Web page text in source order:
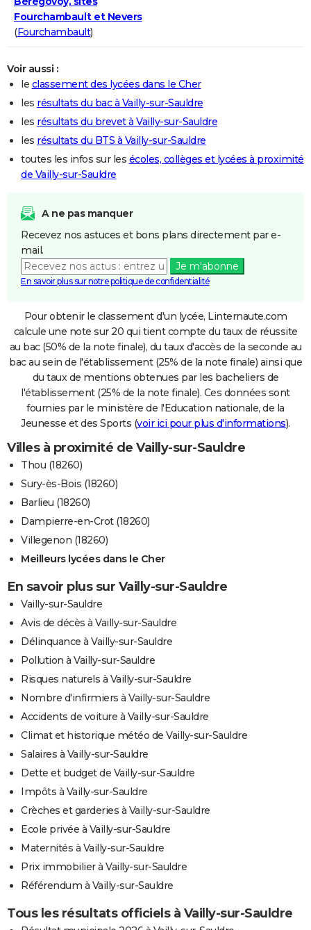
Fourchambault et Nevers
(Fourchambault)
Voir aussi :
le classement des lycées dans le Cher
les résultats du bac à Vailly-sur-Sauldre
les résultats du brevet à Vailly-sur-Sauldre
les résultats du BTS à Vailly-sur-Sauldre
toutes les infos sur les écoles, collèges et lycées à proximité
de Vailly-sur-Sauldre
A ne pas manquer
Recevez nos astuces et bons plans directement par e-
mail.
Je m'abonne
En savoir plus sur notre politique de confidentialité
Pour obtenir le classement d'un lycée, Linternaute.com
calcule une note sur 20 qui tient compte du taux de réussite
au bac (50% de la note finale), du taux d'accès de la seconde au
bac au sein de l'établissement (25% de la note finale) ainsi que
du taux de mentions obtenues par les bacheliers de
l'établissement (25% de la note finale). Ces données sont
fournies par le ministère de l'Education nationale, de la
Jeunesse et des Sports (voir ici pour plus d'informations).
Villes à proximité de Vailly-sur-Sauldre
Thou (18260)
Sury-ès-Bois (18260)
Barlieu (18260)
Dampierre-en-Crot (18260)
Villegenon (18260)
Meilleurs lycées dans le Cher
En savoir plus sur Vailly-sur-Sauldre
Vailly-sur-Sauldre
Avis de décès à Vailly-sur-Sauldre
Délinquance à Vailly-sur-Sauldre
Pollution à Vailly-sur-Sauldre
Risques naturels à Vailly-sur-Sauldre
Nombre d'infirmiers à Vailly-sur-Sauldre
Accidents de voiture à Vailly-sur-Sauldre
Climat et historique météo de Vailly-sur-Sauldre
Salaires à Vailly-sur-Sauldre
Dette et budget de Vailly-sur-Sauldre
Impôts à Vailly-sur-Sauldre
Crèches et garderies à Vailly-sur-Sauldre
Ecole privée à Vailly-sur-Sauldre
Maternités à Vailly-sur-Sauldre
Prix immobilier à Vailly-sur-Sauldre
Référendum à Vailly-sur-Sauldre
Tous les résultats officiels à Vailly-sur-Sauldre